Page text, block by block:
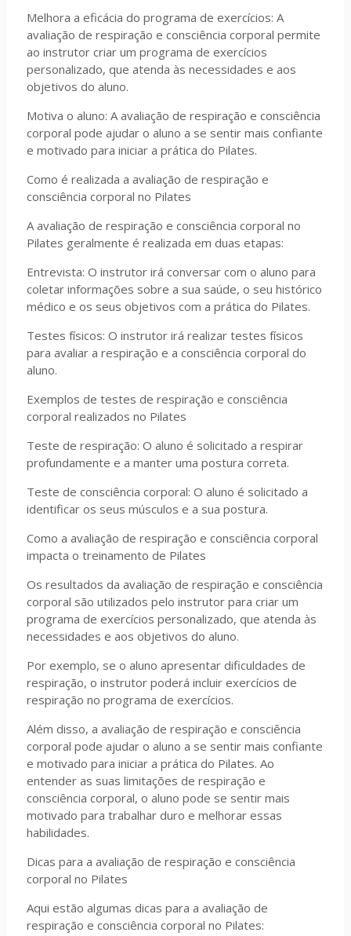
Melhora a eficácia do programa de exercícios: A
avaliação de respiração e consciência corporal permite
ao instrutor criar um programa de exercícios
personalizado, que atenda às necessidades e aos
objetivos do aluno.
Motiva o aluno: A avaliação de respiração e consciência
corporal pode ajudar o aluno a se sentir mais confiante
e motivado para iniciar a prática do Pilates.
Como é realizada a avaliação de respiração e
consciência corporal no Pilates
A avaliação de respiração e consciência corporal no
Pilates geralmente é realizada em duas etapas:
Entrevista: O instrutor irá conversar com o aluno para
coletar informações sobre a sua saúde, o seu histórico
médico e os seus objetivos com a prática do Pilates.
Testes físicos: O instrutor irá realizar testes físicos
para avaliar a respiração e a consciência corporal do
aluno.
Exemplos de testes de respiração e consciência
corporal realizados no Pilates
Teste de respiração: O aluno é solicitado a respirar
profundamente e a manter uma postura correta.
Teste de consciência corporal: O aluno é solicitado a
identificar os seus músculos e a sua postura.
Como a avaliação de respiração e consciência corporal
impacta o treinamento de Pilates
Os resultados da avaliação de respiração e consciência
corporal são utilizados pelo instrutor para criar um
programa de exercícios personalizado, que atenda às
necessidades e aos objetivos do aluno.
Por exemplo, se o aluno apresentar dificuldades de
respiração, o instrutor poderá incluir exercícios de
respiração no programa de exercícios.
Além disso, a avaliação de respiração e consciência
corporal pode ajudar o aluno a se sentir mais confiante
e motivado para iniciar a prática do Pilates. Ao
entender as suas limitações de respiração e
consciência corporal, o aluno pode se sentir mais
motivado para trabalhar duro e melhorar essas
habilidades.
Dicas para a avaliação de respiração e consciência
corporal no Pilates
Aqui estão algumas dicas para a avaliação de
respiração e consciência corporal no Pilates: